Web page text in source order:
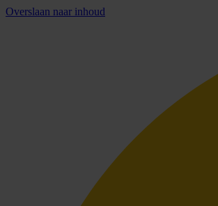
Overslaan naar inhoud